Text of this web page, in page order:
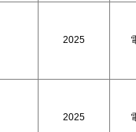
2025
2025